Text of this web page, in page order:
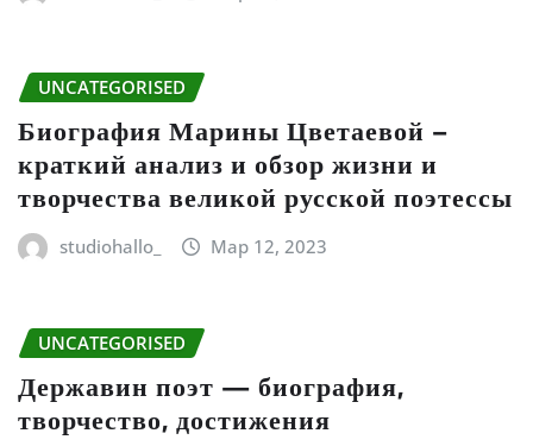
UNCATEGORISED
Биография Марины Цветаевой –
краткий анализ и обзор жизни и
творчества великой русской поэтессы
studiohallo_ Мар 12, 2023
UNCATEGORISED
Державин поэт — биография,
творчество, достижения